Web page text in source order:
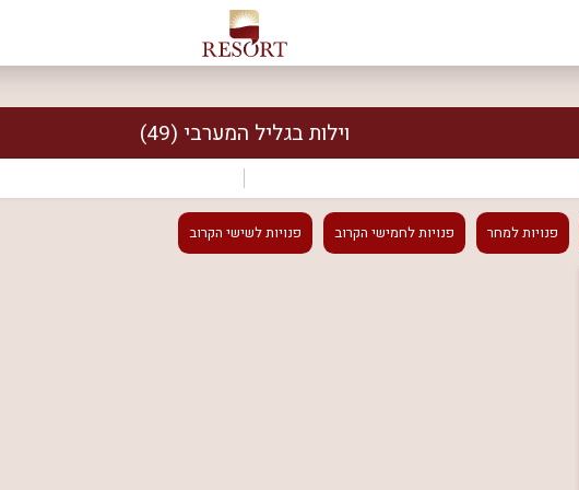
וילות בגליל המערבי (49)
פנויותלמחר פנויותלחמישי הקרוב פנויותלשישי הקרוב